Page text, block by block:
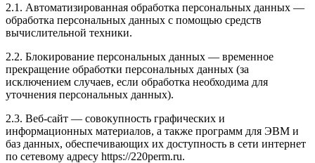
2.1. Автоматизированная обработка персональных данных —
обработка персональных данных с помощью средств
вычислительной техники.
2.2. Блокирование персональных данных — временное
прекращение обработки персональных данных (за
исключением случаев, если обработка необходима для
уточнения персональных данных).
2.3. Веб-сайт — совокупность графических и
информационных материалов, а также программ для ЭВМ и
баз данных, обеспечивающих их доступность в сети интернет
по сетевому адресу https://220perm.ru.